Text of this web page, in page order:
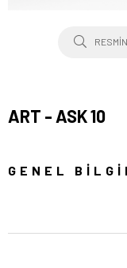
ART - ASK 10
GENEL